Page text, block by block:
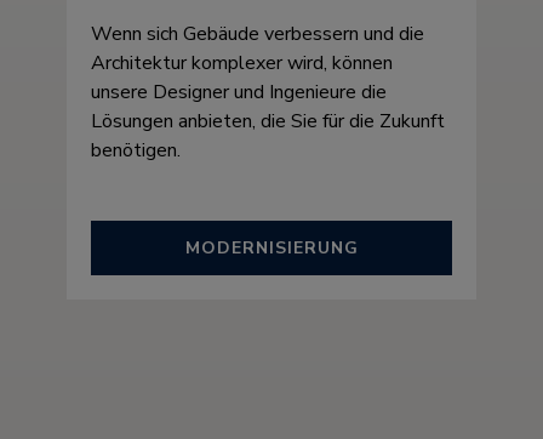
Wenn sich Gebäude verbessern und die
Architektur komplexer wird, können
unsere Designer und Ingenieure die
Lösungen anbieten, die Sie für die Zukunft
benötigen.
MODERNISIERUNG